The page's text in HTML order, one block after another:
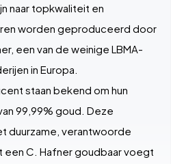
naar topkwaliteit en
worden geproduceerd door
een van de weinige LBMA-
in Europa.
staan bekend om hun
99,99% goud. Deze
duurzame, verantwoorde
C. Hafner goudbaar voegt